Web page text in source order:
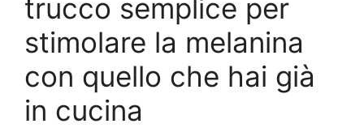
trucco semplice per
stimolare la melanina
con quello che hai già
in cucina